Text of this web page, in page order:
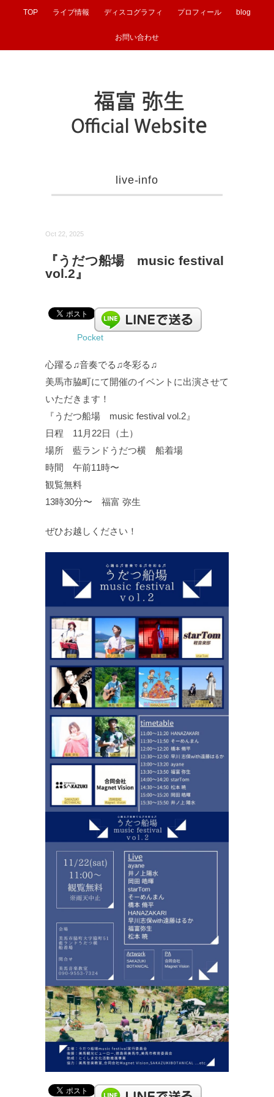
TOP ライブ情報 ディスコグラフィ プロフィール blog
お問い合わせ
live-info
Oct 22, 2025
『うだつ船場 music festival
vol.2』
Pocket
心躍る♫音奏でる♫冬彩る♫
美馬市脇町にて開催のイベントに出演させて
いただきます！
『うだつ船場 music festival vol.2』
日程 11月22日（土）
場所 藍ランドうだつ横 船着場
時間 午前11時〜
観覧無料
13時30分〜 福富 弥生
ぜひお越しください！